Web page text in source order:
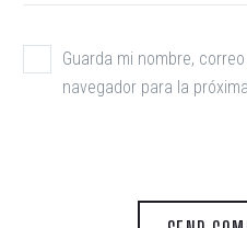
Guarda mi nombre,
navegador para la